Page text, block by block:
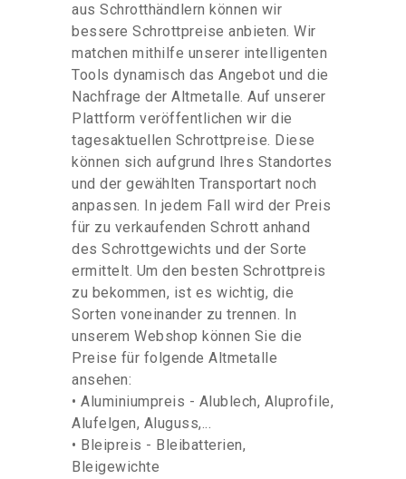
aus Schrotthändlern können wir
bessere Schrottpreise anbieten. Wir
matchen mithilfe unserer intelligenten
Tools dynamisch das Angebot und die
Nachfrage der Altmetalle. Auf unserer
Plattform veröffentlichen wir die
tagesaktuellen Schrottpreise. Diese
können sich aufgrund Ihres Standortes
und der gewählten Transportart noch
anpassen. In jedem Fall wird der Preis
für zu verkaufenden Schrott anhand
des Schrottgewichts und der Sorte
ermittelt. Um den besten Schrottpreis
zu bekommen, ist es wichtig, die
Sorten voneinander zu trennen. In
unserem Webshop können Sie die
Preise für folgende Altmetalle
ansehen:
• Aluminiumpreis - Alublech, Aluprofile,
Alufelgen, Aluguss,...
• Bleipreis - Bleibatterien,
Bleigewichte